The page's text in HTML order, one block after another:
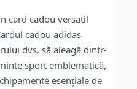
card cadou versatil
cadou adidas
dvs. să aleagă dintr-
sport emblematică,
esențiale de